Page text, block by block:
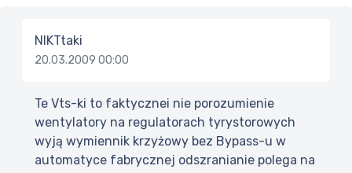
NIKTtaki
20.03.2009 00:00
Te Vts-ki to faktycznei nie porozumienie
wentylatory na regulatorach tyrystorowych
wyją wymiennik krzyżowy bez Bypass-u w
automatyce fabrycznej odszranianie polega na